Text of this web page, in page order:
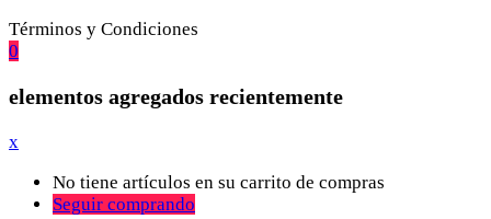
Términos y Condiciones
0
elementos agregados recientemente
x
No tiene artículos en su carrito de compras
Seguir comprando